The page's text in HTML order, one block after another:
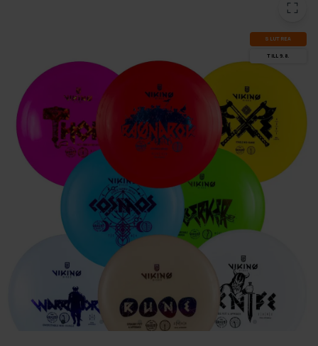
SLUT­REA
TILL 9.8.